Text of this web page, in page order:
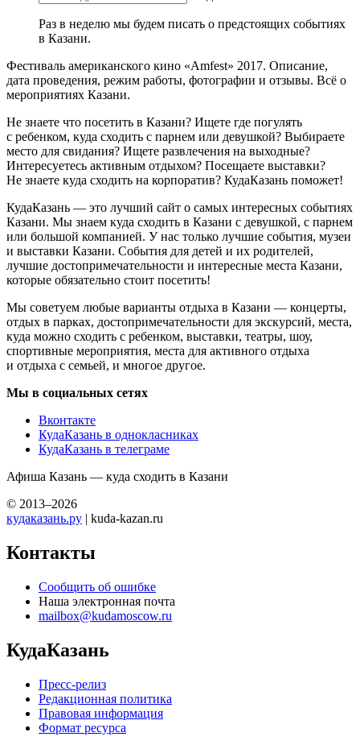
Раз в неделю мы будем писать о предстоящих событиях
в Казани.
Фестиваль американского кино «Amfest» 2017. Описание,
дата проведения, режим работы, фотографии и отзывы. Всё о
мероприятиях Казани.
Не знаете что посетить в Казани? Ищете где погулять
с ребенком, куда сходить с парнем или девушкой? Выбираете
место для свидания? Ищете развлечения на выходные?
Интересуетесь активным отдыхом? Посещаете выставки?
Не знаете куда сходить на корпоратив? КудаКазань поможет!
КудаКазань — это лучший сайт о самых интересных событиях
Казани. Мы знаем куда сходить в Казани с девушкой, с парнем
или большой компанией. У нас только лучшие события, музеи
и выставки Казани. События для детей и их родителей,
лучшие достопримечательности и интересные места Казани,
которые обязательно стоит посетить!
Мы советуем любые варианты отдыха в Казани — концерты,
отдых в парках, достопримечательности для экскурсий, места,
куда можно сходить с ребенком, выставки, театры, шоу,
спортивные мероприятия, места для активного отдыха
и отдыха с семьей, и многое другое.
Мы в социальных сетях
Вконтакте
КудаКазань в однокласниках
КудаКазань в телеграме
Афиша Казань — куда сходить в Казани
© 2013–2026
кудаказань.ру | kuda-kazan.ru
Контакты
Сообщить об ошибке
Наша электронная почта
mailbox@kudamoscow.ru
КудаКазань
Пресс-релиз
Редакционная политика
Правовая информация
Формат ресурса